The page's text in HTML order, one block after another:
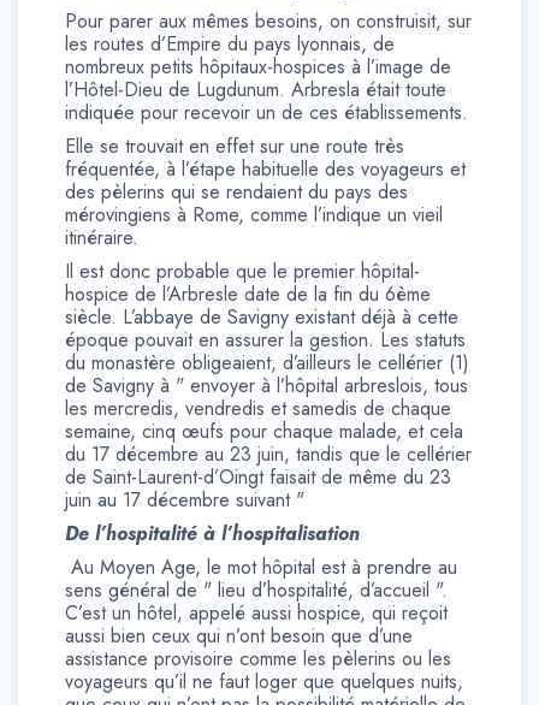
Pour parer aux mêmes besoins, on construisit, sur
les routes d’Empire du pays lyonnais, de
nombreux petits hôpitaux-hospices à l’image de
l’Hôtel-Dieu de Lugdunum. Arbresla était toute
indiquée pour recevoir un de ces établissements.
Elle se trouvait en effet sur une route très
fréquentée, à l’étape habituelle des voyageurs et
des pèlerins qui se rendaient du pays des
mérovingiens à Rome, comme l’indique un vieil
itinéraire.
Il est donc probable que le premier hôpital-
hospice de l’Arbresle date de la fin du 6ème
siècle. L’abbaye de Savigny existant déjà à cette
époque pouvait en assurer la gestion. Les statuts
du monastère obligeaient, d’ailleurs le cellérier (1)
de Savigny à " envoyer à l’hôpital arbreslois, tous
les mercredis, vendredis et samedis de chaque
semaine, cinq œufs pour chaque malade, et cela
du 17 décembre au 23 juin, tandis que le cellérier
de Saint-Laurent-d’Oingt faisait de même du 23
juin au 17 décembre suivant "
De l’hospitalité à l’hospitalisation
Au Moyen Age, le mot hôpital est à prendre au
sens général de " lieu d’hospitalité, d’accueil ".
C’est un hôtel, appelé aussi hospice, qui reçoit
aussi bien ceux qui n’ont besoin que d’une
assistance provisoire comme les pèlerins ou les
voyageurs qu’il ne faut loger que quelques nuits,